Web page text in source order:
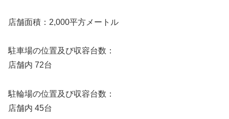
店舗面積：2,000平方メートル
駐車場の位置及び収容台数：
店舗内 72台
駐輪場の位置及び収容台数：
店舗内 45台